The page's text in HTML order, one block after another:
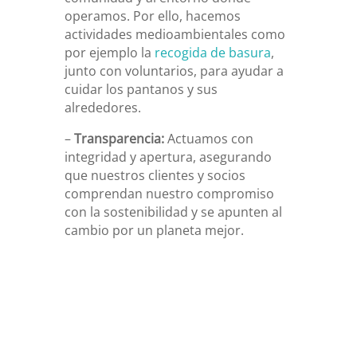
operamos. Por ello, hacemos
actividades medioambientales como
por ejemplo la recogida de basura,
junto con voluntarios, para ayudar a
cuidar los pantanos y sus
alrededores.
–Transparencia:Actuamos con
integridad y apertura, asegurando
que nuestros clientes y socios
comprendan nuestro compromiso
con la sostenibilidad y se apunten al
cambio por un planeta mejor.